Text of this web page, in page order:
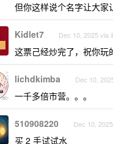
但你这样说个名字让大家
Kidlet7 Dec 10, 2025 via
这票己经炒完了，祝你玩
lichdkimba Dec 10,
一千多倍市营。。。
510908220 Dec 10, 2025
买 2 手试试水